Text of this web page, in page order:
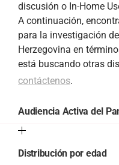
discusión o In-Home
A continuación,
para la investigación
Herzegovina en
está buscando otras
contáctenos.
Audiencia Activa del
Distribución por edad